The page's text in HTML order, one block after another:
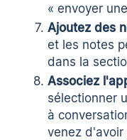
« envoyer
Ajoutez des
et les notes
dans la
Associez
sélectionner
à
venez